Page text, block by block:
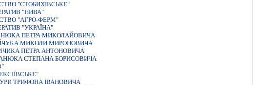
"СТОБИХIВСЬКЕ"
"НИВА"
"АГРО-ФЕРМ"
"УКРАЇНА"
ПЕТРА МИКОЛАЙОВИЧА
МИКОЛИ МИРОНОВИЧА
ПЕТРА АНТОНОВИЧА
СТЕПАНА БОРИСОВИЧА
ТРИФОНА IВАНОВИЧА